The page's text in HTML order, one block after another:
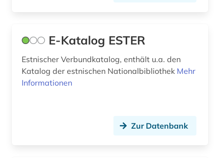
E-Katalog ESTER
Estnischer Verbundkatalog, enthält u.a. den
Katalog der estnischen Nationalbibliothek Mehr
Informationen
Zur Datenbank